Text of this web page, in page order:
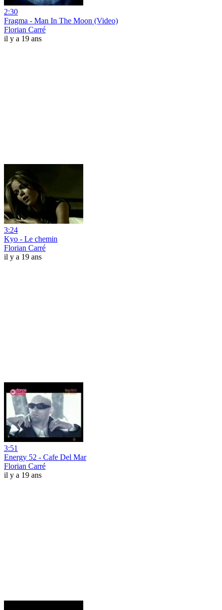
2:30
Fragma - Man In The Moon (Video)
Florian Carré
il y a 19 ans
3:24
Kyo - Le chemin
Florian Carré
il y a 19 ans
3:51
Energy 52 - Cafe Del Mar
Florian Carré
il y a 19 ans